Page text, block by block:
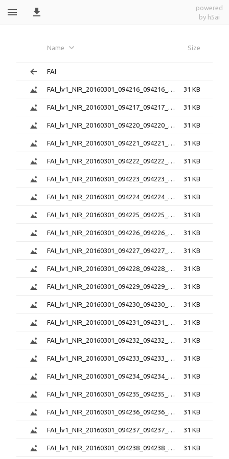
powered
by h5ai
Name Size
FAI
FAI_lv1_NIR_20160301_094216_094216_6.0.1.png 31 KB
FAI_lv1_NIR_20160301_094217_094217_6.0.1.png 31 KB
FAI_lv1_NIR_20160301_094220_094220_6.0.1.png 31 KB
FAI_lv1_NIR_20160301_094221_094221_6.0.1.png 31 KB
FAI_lv1_NIR_20160301_094222_094222_6.0.1.png 31 KB
FAI_lv1_NIR_20160301_094223_094223_6.0.1.png 31 KB
FAI_lv1_NIR_20160301_094224_094224_6.0.1.png 31 KB
FAI_lv1_NIR_20160301_094225_094225_6.0.1.png 31 KB
FAI_lv1_NIR_20160301_094226_094226_6.0.1.png 31 KB
FAI_lv1_NIR_20160301_094227_094227_6.0.1.png 31 KB
FAI_lv1_NIR_20160301_094228_094228_6.0.1.png 31 KB
FAI_lv1_NIR_20160301_094229_094229_6.0.1.png 31 KB
FAI_lv1_NIR_20160301_094230_094230_6.0.1.png 31 KB
FAI_lv1_NIR_20160301_094231_094231_6.0.1.png 31 KB
FAI_lv1_NIR_20160301_094232_094232_6.0.1.png 31 KB
FAI_lv1_NIR_20160301_094233_094233_6.0.1.png 31 KB
FAI_lv1_NIR_20160301_094234_094234_6.0.1.png 31 KB
FAI_lv1_NIR_20160301_094235_094235_6.0.1.png 31 KB
FAI_lv1_NIR_20160301_094236_094236_6.0.1.png 31 KB
FAI_lv1_NIR_20160301_094237_094237_6.0.1.png 31 KB
FAI_lv1_NIR_20160301_094238_094238_6.0.1.png 31 KB